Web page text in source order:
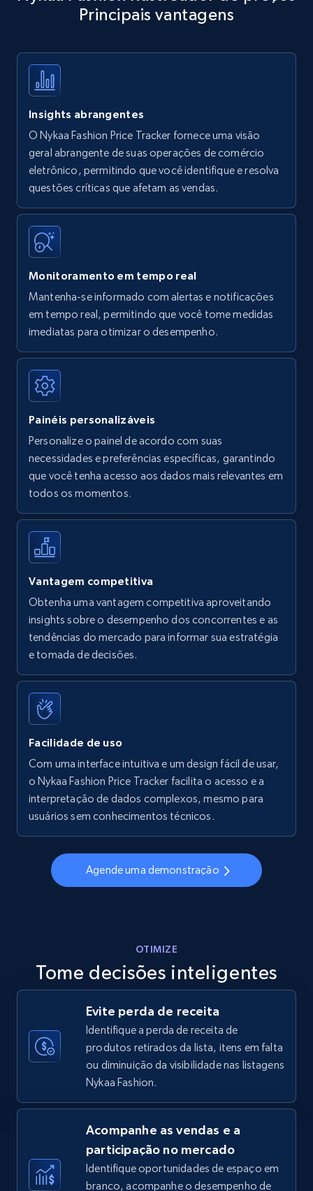
Title, Seller name, Brand, Description, Initial
35.2K+
Amazon products - find products by using
upc numbers
Title, Seller name, Brand, Description, Initial
price, Currency, Availability, Reviews count, and
35.2K+
Amazon Reviews
URL, Product name, Product rating, Product
Author name, Asin, and more.
7.4K+ 870+
Walmart - products
Specifications, Image urls, Top reviews, and
more.
5.6K+ 875+
Walmart - products - Find new products by
using specific category URL
URL, Final price, Sku, Currency, Gtin,
Specifications, Image urls, Top reviews, and
more.
Walmart - products - Collects products by
specific keywords
URL, Final price, Sku, Currency, Gtin,
Specifications, Image urls, Top reviews, and
using sku numbers
URL, Final price, Sku, Currency, Gtin,
Specifications, Image urls, Top reviews, and
5.6K+ 875+ Comece agora
TikTok Shop
Principais vantagens
Insights abrangentes
O Nykaa Fashion Price Tracker fornece uma visão
geral abrangente de suas operações de comércio
eletrônico, permitindo que você identifique e resolva
questões críticas que afetam as vendas.
Monitoramento em tempo real
Mantenha-se informado com alertas e notificações
em tempo real, permitindo que você tome medidas
imediatas para otimizar o desempenho.
Painéis personalizáveis
Personalize o painel de acordo com suas
necessidades e preferências específicas, garantindo
que você tenha acesso aos dados mais relevantes em
todos os momentos.
Vantagem competitiva
Obtenha uma vantagem competitiva aproveitando
insights sobre o desempenho dos concorrentes e as
tendências do mercado para informar sua estratégia
e tomada de decisões.
Facilidade de uso
Com uma interface intuitiva e um design fácil de usar,
o Nykaa Fashion Price Tracker facilita o acesso e a
interpretação de dados complexos, mesmo para
usuários sem conhecimentos técnicos.
Agende uma demonstração
OTIMIZE
Tome decisões inteligentes
Evite perda de receita
Identifique a perda de receita de
produtos retirados da lista, itens em falta
ou diminuição da visibilidade nas listagens
Nykaa Fashion.
Acompanhe as vendas e a
participação no mercado
Identifique oportunidades de espaço em
branco, acompanhe o desempenho de